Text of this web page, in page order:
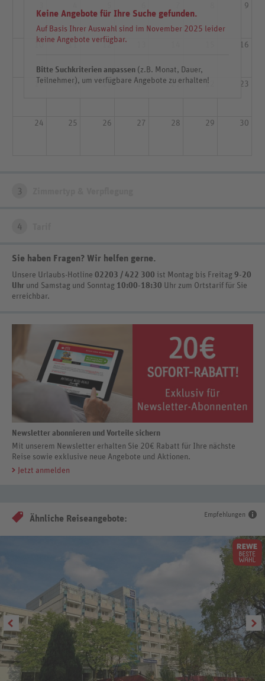
Keine Angebote für Ihre Suche gefunden.
Auf Basis Ihrer Auswahl sind im November 2025 leider
keine Angebote verfügbar.
Bitte Suchkriterien anpassen (z.B. Monat, Dauer,
Teilnehmer), um verfügbare Angebote zu erhalten!
9
10 11 12 16
17 18 19 20 21 22 23
24 25 26 27 28 29 30
3
4
Sie haben Fragen? Wir helfen gerne.
Unsere Urlaubs-Hotline 02203 / 422 300 ist Montag bis Freitag 9-20
Uhr und Samstag und Sonntag 10:00-18:30 Uhr zum Ortstarif für Sie
erreichbar.
Newsletter abonnieren und Vorteile sichern
Mit unserem Newsletter erhalten Sie 20€ Rabatt für Ihre nächste
Reise sowie exklusive neue Angebote und Aktionen.
Jetzt anmelden
Empfehlungen
Ähnliche Reiseangebote: